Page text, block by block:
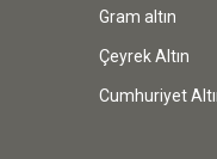
Gram altın
Çeyrek Altın
Cumhuriyet